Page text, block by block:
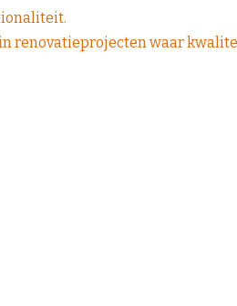
renovatieprojecten waar